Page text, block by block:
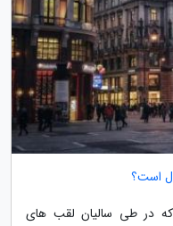
است؟
در طی سالیان لقب های